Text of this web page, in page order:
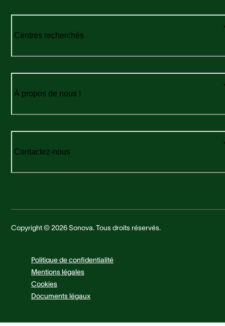
Centres recherchés
À propos de nous !
Contactez-nous
Copyright © 2026 Sonova. Tous droits réservés.
Politique de confidentialité
Mentions légales
Cookies
Documents légaux